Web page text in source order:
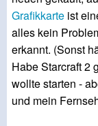
Grafikkarte ist
alles kein
erkannt. (Sonst
Habe Starcraft 2
wollte starten -
und mein